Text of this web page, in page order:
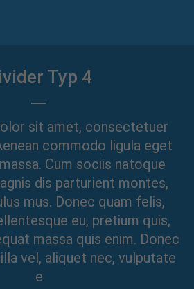
Typ 4
sit amet, consectetuer
commodo ligula eget
Cum sociis natoque
dis parturient montes,
mus. Donec quam felis,
eu, pretium quis,
massa quis enim. Donec
vel, aliquet nec, vulputate
e